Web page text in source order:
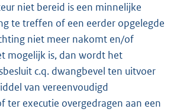
niet bereid is een minnelijke
te treffen of een eerder opgelegde
niet meer nakomt en/of
mogelijk is, dan wordt het
c.q. dwangbevel ten uitvoer
van vereenvoudigd
ter executie overgedragen aan een